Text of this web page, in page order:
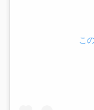
こ